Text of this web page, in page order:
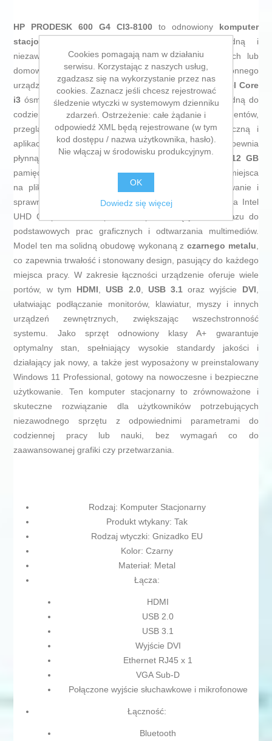
HP PRODESK 600 G4 CI3-8100to odnowiony komputer
stacjonarny
, zaprojektowany, by zapewnić solidną i
niezawodną wydajność w środowiskach profesjonalnych lub
domowych, które wymagają efektywnego i wszechstronnego
urządzenia. Wyposażony jest w procesor z
rodziny Intel Core
i3 ósmej generacji (model 8100), oferujący moc niezbędną do
codziennych zadań, takich jak obsługa dokumentów,
przeglądanie internetu, zarządzanie pocztą elektroniczną i
aplikacje biurowe. Posiada8 GB pamięci RAM, co zapewnia
płynną pracę i optymalną wielozadaniowość, a jego
512 GB
pamięci masowej na dysku twardym gwarantuje dużo miejsca
na pliki, programy i dane, umożliwiając szybkie ładowanie i
sprawną reakcję systemu. Zintegrowana karta graficzna Intel
UHD Graphics 730 zapewnia odpowiednią jakość obrazu do
podstawowych prac graficznych i odtwarzania multimediów.
Model ten ma solidną obudowę wykonaną z czarnego metalu,
co zapewnia trwałość i stonowany design, pasujący do każdego
miejsca pracy. W zakresie łączności urządzenie oferuje wiele
portów, w tym HDMI, USB 2.0, USB 3.1oraz wyjście DVI,
ułatwiając podłączanie monitorów, klawiatur, myszy i innych
urządzeń zewnętrznych, zwiększając wszechstronność
systemu. Jako sprzęt odnowiony klasy A+ gwarantuje
optymalny stan, spełniający wysokie standardy jakości i
działający jak nowy, a także jest wyposażony w preinstalowany
Windows 11 Professional, gotowy na nowoczesne i bezpieczne
użytkowanie. Ten komputer stacjonarny to zrównoważone i
skuteczne rozwiązanie dla użytkowników potrzebujących
niezawodnego sprzętu z odpowiednimi parametrami do
codziennej pracy lub nauki, bez wymagań co do
zaawansowanej grafiki czy przetwarzania.
Rodzaj: Komputer Stacjonarny
Produkt wtykany: Tak
Rodzaj wtyczki: Gnizadko EU
Kolor: Czarny
Materiał: Metal
Łącza:
HDMI
USB 2.0
USB 3.1
Wyjście DVI
Ethernet RJ45 x 1
VGA Sub-D
Połączone wyjście słuchawkowe i mikrofonowe
Łączność:
Bluetooth
Cookies pomagają nam w działaniu
serwisu. Korzystając z naszych usług,
zgadzasz się na wykorzystanie przez nas
cookies. Zaznacz jeśli chcesz rejestrować
śledzenie wtyczki w systemowym dzienniku
zdarzeń. Ostrzeżenie: całe żądanie i
odpowiedź XML będą rejestrowane (w tym
kod dostępu / nazwa użytkownika, hasło).
Nie włączaj w środowisku produkcyjnym.
OK
Dowiedz się więcej